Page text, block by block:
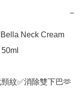
−
Neck Cream
紋✅️消除雙下巴🫶